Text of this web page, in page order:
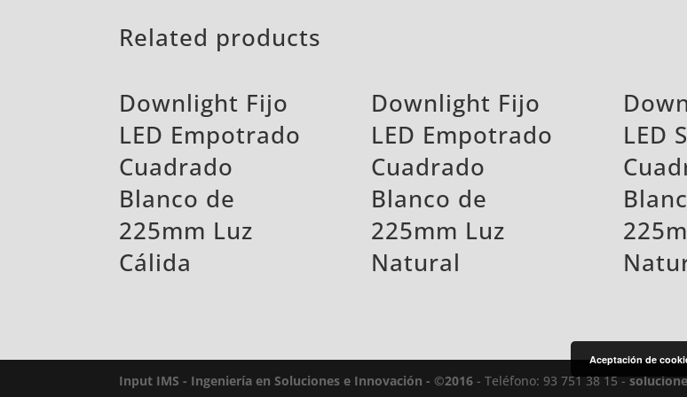
Related products
Downlight Fijo
LED Empotrado
Cuadrado
Blanco de
225mm Luz
Cálida
Downlight Fijo
LED Empotrado
Cuadrado
Blanco de
225mm Luz
Natural
LED
Input IMS - Ingeniería en Soluciones e Innovación - ©2016 - Teléfono: 93 751 38 15 -
Aceptación de